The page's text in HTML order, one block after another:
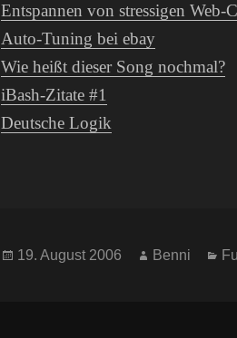
Entspannen von stressigen
Auto-Tuning bei ebay
Wie heißt dieser Song nochmal?
iBash-Zitate #1
Deutsche Logik
Veröffentlicht
19. August 2006 Autor
Benni